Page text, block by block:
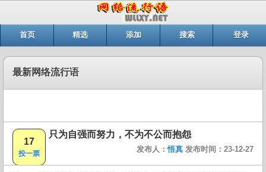
首页 精选 添加 搜索 登录
最新网络流行语
17
投一票
只为自强而努力，不为不公而抱怨
发布人：悟真 发布时间：23-12-27